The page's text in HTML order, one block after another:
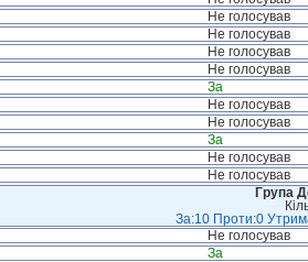
Не голосував
Не голосував
Не голосував
Не голосував
За
Не голосував
Не голосував
За
Не голосував
Не голосував
Група
За:10 Проти:0
Не голосував
За